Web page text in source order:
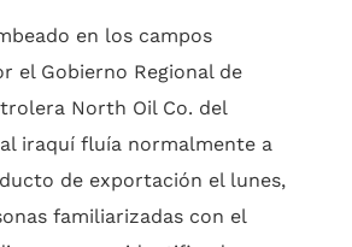
en los campos
el Gobierno Regional de
North Oil Co. del
iraquí fluía normalmente a
de exportación el lunes,
familiarizadas con el